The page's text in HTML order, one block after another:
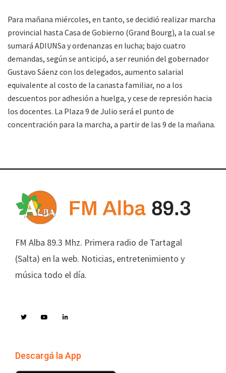
Para mañana miércoles, en tanto, se decidió realizar marcha
provincial hasta Casa de Gobierno (Grand Bourg), a la cual se
sumará ADIUNSa y ordenanzas en lucha; bajo cuatro
demandas, según se anticipó, a ser reunión del gobernador
Gustavo Sáenz con los delegados, aumento salarial
equivalente al costo de la canasta familiar, no a los
descuentos por adhesión a huelga, y cese de represión hacia
los docentes. La Plaza 9 de Julio será el punto de
concentración para la marcha, a partir de las 9 de la mañana.
FM Alba 89.3 Mhz. Primera radio de Tartagal
(Salta) en la web. Noticias, entretenimiento y
música todo el día.
Descargá la App